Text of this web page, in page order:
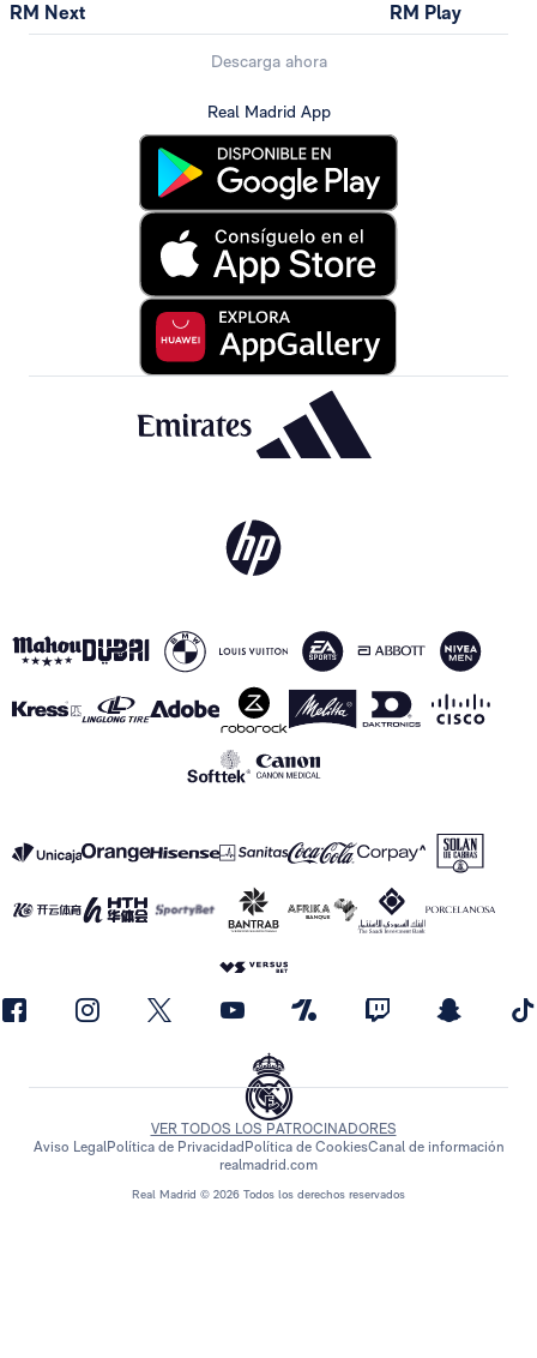
RM Next RM Play
Descarga ahora
Real Madrid App
Real Madrid © 2026 Todos los derechos reservados
VER TODOS LOS PATROCINADORES
Aviso LegalPolítica de Privacidad Política de CookiesCanal de información
realmadrid.com